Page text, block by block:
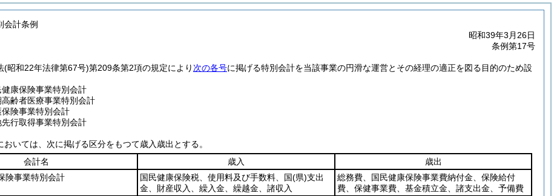
会計条例
昭和39年3月26日
条例第17号
(昭和22年法律第67号)第209条第2項の規定により 次の各号に掲げる特別会計を当該事業の円滑な運営とその経理の適正を図る目的のため設
健康保険事業特別会計
高齢者医療事業特別会計
保険事業特別会計
先行取得事業特別会計
おいては、次に掲げる区分をもつて歳入歳出とする。
会計名
歳入
歳出
険事業特別会計
国民健康保険税、使用料及び手数料、国(県)支出
金、財産収入、繰入金、繰越金、諸収入
総務費、国民健康保険事業費納付金、保険給付
費、保健事業費、基金積立金、諸支出金、予備費